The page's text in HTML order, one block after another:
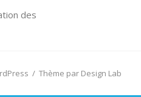
des
/ Thème par Design Lab